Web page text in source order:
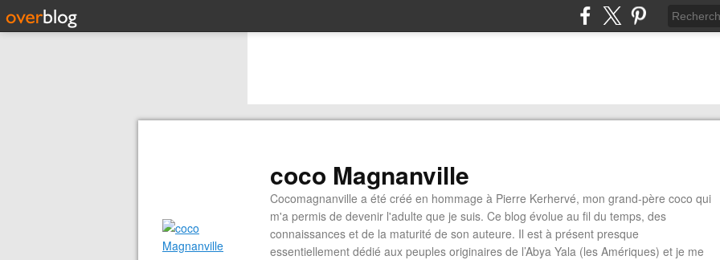
coco Magnanville
Cocomagnanville a été créé en hommage à Pierre Kerhervé, mon grand-père coco qui
m'a permis de devenir l'adulte que je suis. Ce blog évolue au fil du temps, des
connaissances et de la maturité de son auteure. Il est à présent presque
essentiellement dédié aux peuples originaires de l’Abya Yala (les Amériques) et je me